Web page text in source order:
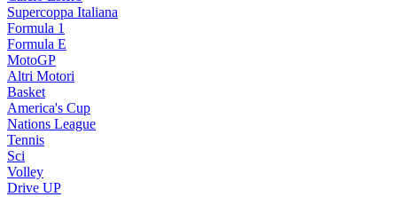
Supercoppa Italiana
Formula 1
Formula E
MotoGP
Altri Motori
Basket
America's Cup
Nations League
Tennis
Sci
Volley
Drive UP